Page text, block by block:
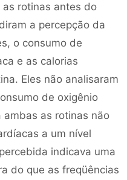
rotinas antes do
a percepção da
o consumo de
e as calorias
Eles não analisaram
de oxigênio
ambas as rotinas não
a um nível
indicava uma
do que as freqüências